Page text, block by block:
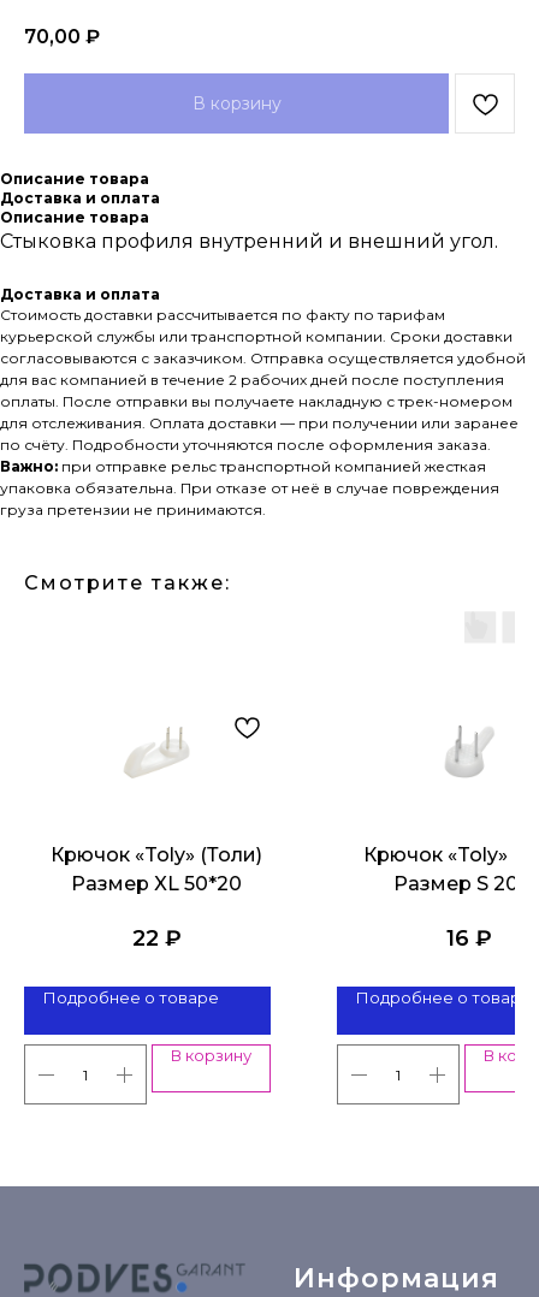
70,00 ₽
В корзину
Описание товара
Доставка и оплата
Описание товара
Стыковка профиля внутренний и внешний угол.
Доставка и оплата
Стоимость доставки рассчитывается по факту по тарифам
курьерской службы или транспортной компании. Сроки доставки
согласовываются с заказчиком. Отправка осуществляется удобной
для вас компанией в течение 2 рабочих дней после поступления
оплаты. После отправки вы получаете накладную с трек-номером
для отслеживания. Оплата доставки — при получении или заранее
по счёту. Подробности уточняются после оформления заказа.
Важно: при отправке рельс транспортной компанией жесткая
упаковка обязательна. При отказе от неё в случае повреждения
груза претензии не принимаются.
Смотрите также:
Крючок «Toly» (Толи)
Размер XL 50*20
22 ₽
Подробнее о товаре
В корзину
Крючок «Toly»
Размер S
16 ₽
Подробнее о товаре
В
Информация